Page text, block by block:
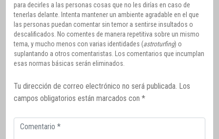
para decirles a las personas cosas que no les dirías en caso de
tenerlas delante. Intenta mantener un ambiente agradable en el que
las personas puedan comentar sin temor a sentirse insultados o
descalificados. No comentes de manera repetitiva sobre un mismo
tema, y mucho menos con varias identidades (astroturfing) o
suplantando a otros comentaristas. Los comentarios que incumplan
esas normas básicas serán eliminados.
Tu dirección de correo electrónico no será publicada. Los
campos obligatorios están marcados con *
Comentario